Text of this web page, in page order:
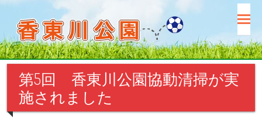
コ
テ
ン
ツ
キ
第5回 香東川公園協動清掃が実
施されました